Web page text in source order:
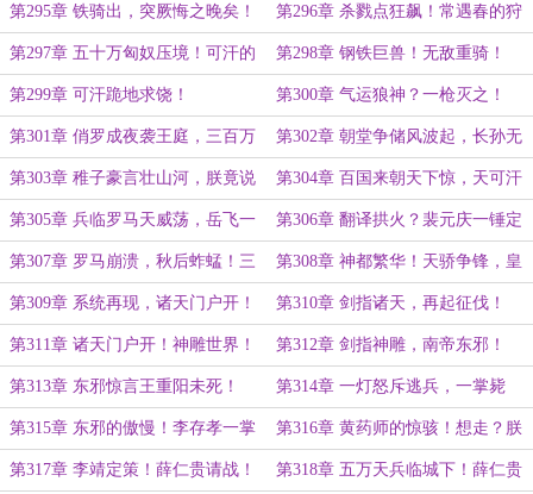
者，血染王帐！
第295章 铁骑出，突厥悔之晚矣！ 第296章 杀戮点狂飙！常遇春的狩
猎！
第297章 五十万匈奴压境！可汗的
野望？
第298章 钢铁巨兽！无敌重骑！
第299章 可汗跪地求饶！ 第300章 气运狼神？一枪灭之！
第301章 俏罗成夜袭王庭，三百万
杀戮点！
第302章 朝堂争储风波起，长孙无
忌遭怒斥
第303章 稚子豪言壮山河，朕竟说
不过六岁儿！
第304章 百国来朝天下惊，天可汗
言出法随！
第305章 兵临罗马天威荡，岳飞一
怒箭屠万！
第306章 翻译拱火？裴元庆一锤定
乾坤！
第307章 罗马崩溃，秋后蚱蜢！三
月平西，剑指神京！
第308章 神都繁华！天骄争锋，皇
子论武！
第309章 系统再现，诸天门户开！ 第310章 剑指诸天，再起征伐！
第311章 诸天门户开！神雕世界！
帝王亲征！
第312章 剑指神雕，南帝东邪！
第313章 东邪惊言王重阳未死！ 第314章 一灯怒斥逃兵，一掌毙
将！
第315章 东邪的傲慢！李存孝一掌
惊天！
第316章 黄药师的惊骇！想走？朕
让你走了吗？
第317章 李靖定策！薛仁贵请战！ 第318章 五万天兵临城下！薛仁贵